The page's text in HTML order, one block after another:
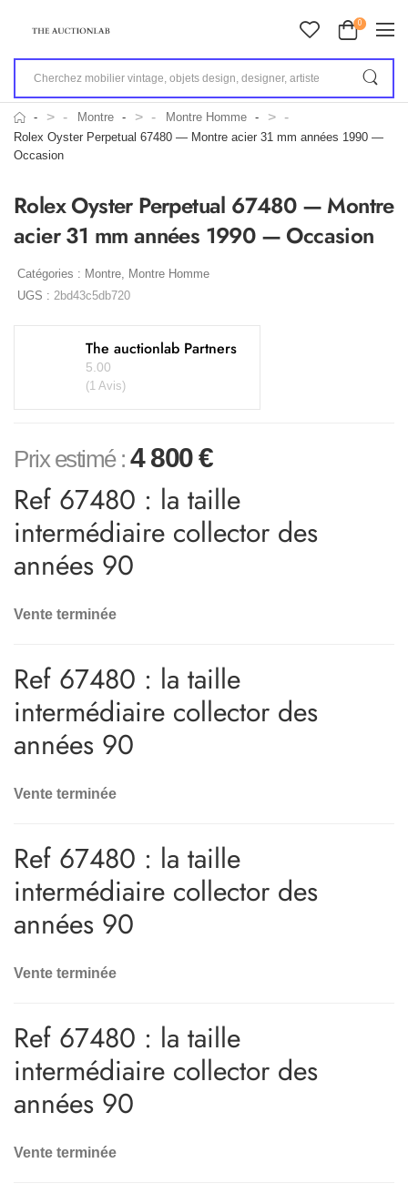
0
> Montre > Montre Homme >
Rolex Oyster Perpetual 67480 — Montre acier 31 mm années 1990 —
Occasion
Rolex Oyster Perpetual 67480 — Montre
acier 31 mm années 1990 — Occasion
Catégories : Montre, Montre Homme
UGS : 2bd43c5db720
The auctionlab Partners
5.00
(1 Avis)
Prix estimé : 4 800€
Ref 67480 : la taille
intermédiaire collector des
années 90
Vente terminée
Ref 67480 : la taille
intermédiaire collector des
années 90
Vente terminée
Ref 67480 : la taille
intermédiaire collector des
années 90
Vente terminée
Ref 67480 : la taille
intermédiaire collector des
années 90
Vente terminée